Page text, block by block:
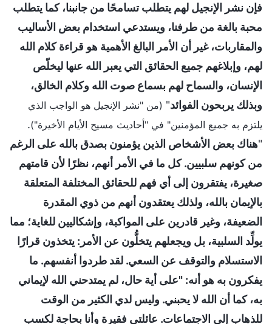
فإن نشر الإنجيل لهم يتطلب تسامحًا من جانبنا، كما يتطلب
محبة بالغة من طرفنا، ويستدعي استخدام بعض الأساليب
والمقاربات، غير أن الأمر البالغ الأهمية هو قراءة كلام الله
لهم، وإبلاغهم جميع الحقائق التي يعبر الله عنها ليخلّص
الإنسان، والسماح لهم بسماع صوت الله وكلام الخالق،
وبذلك يربحون الفوائد" (من "نشر الإنجيل هو الواجب الذي
يلتزم به جميع المؤمنين" في "أحاديث مسيح الأيام الأخيرة").
"هناك بعض الأشخاص الذين يؤمنون بصدق بالله على الرغم
من كونهم سلبيين. كل ما في الأمر أنهم، نظرًا لأن قامتهم
صغيرة، يفتقرون إلى أي فهم للحقائق المختلفة المتعلقة
بالإيمان بالله، ولذلك يعتقدون أنهم من ذوي المقدرة
الضعيفة، وغير قادرين على المواكبة، وإشكاليين للغاية؛ مما
يولِّد السلبية، بل ويجعلهم يتخلُّون عن الأمر: يتخذون قرارًا
الاستسلام والتوقف عن السعي. لقد طردوا أنفسهم. ما
يفكرون به هو أنه: "على أية حال، لم يمتدحني الله لإيماني
به، كما أن الله لا يحبني. وليس لدي الكثير من الوقت
للذهاب إلى الاجتماعات. عائلتي فقيرة وأنا بحاجة لكسب